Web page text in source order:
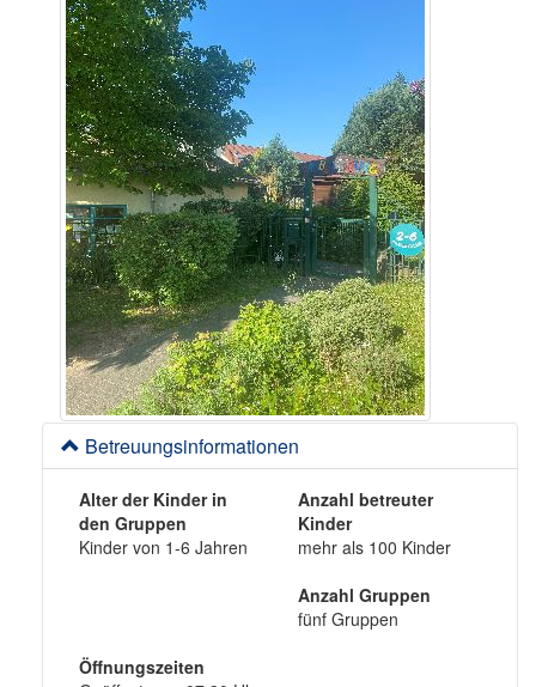
Betreuungsinformationen
Alter der Kinder in
den Gruppen
Kinder von 1-6 Jahren
Anzahl betreuter
Kinder
mehr als 100 Kinder
Anzahl Gruppen
fünf Gruppen
Öffnungszeiten